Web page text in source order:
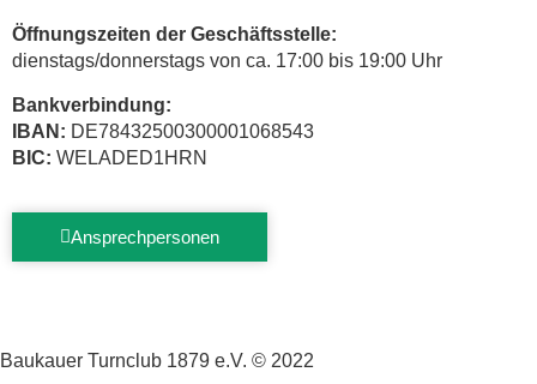
Öffnungszeiten der Geschäftsstelle:
dienstags/donnerstags von ca. 17:00 bis 19:00 Uhr
Bankverbindung:
IBAN: DE78432500300001068543
BIC: WELADED1HRN
Ansprechpersonen
Baukauer Turnclub 1879 e.V. © 2022